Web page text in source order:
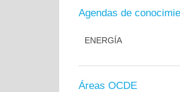
Agendas de
ENERGÍA
Áreas OCDE